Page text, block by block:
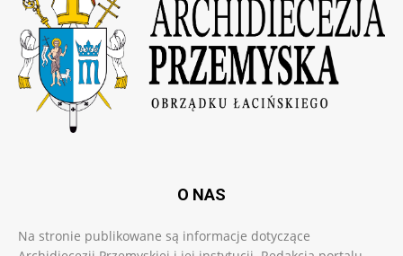
O NAS
Na stronie publikowane są informacje dotyczące